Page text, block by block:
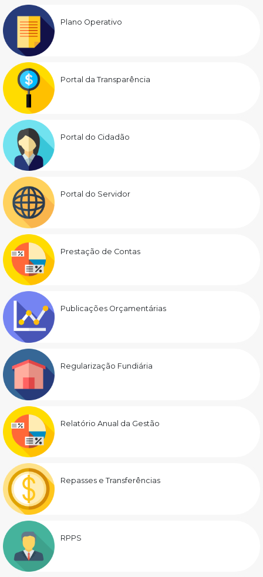
Plano Operativo
Portal da Transparência
Portal do Cidadão
Portal do Servidor
Prestação de Contas
Publicações Orçamentárias
Regularização Fundiária
Relatório Anual da Gestão
Repasses e Transferências
RPPS